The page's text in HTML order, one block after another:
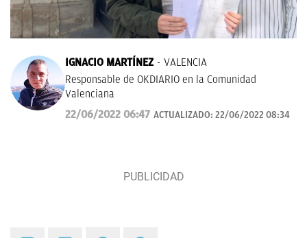
IGNACIO MARTÍNEZ
VALENCIA
Responsable de OKDIARIO en la Comunidad
Valenciana
22/06/2022 06:47 ACTUALIZADO: 22/06/2022 08:34